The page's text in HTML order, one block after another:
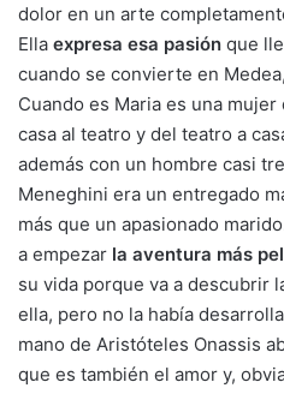
dolor en un arte
Ella expresa esa pasión que
cuando se convierte en
Cuando es Maria es una
casa al teatro y del teatro a
además con un hombre casi
Meneghini era un entregado
más que un apasionado
a empezar la aventura más
su vida porque va a descubrir
ella, pero no la había
mano de Aristóteles Onassis
que es también el amor y,